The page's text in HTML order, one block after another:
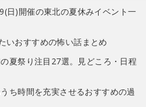
日)開催の東北の夏休みイベント一
いおすすめの怖い話まとめ
の夏祭り注目27選。見どころ・日程
ち時間を充実させるおすすめの過